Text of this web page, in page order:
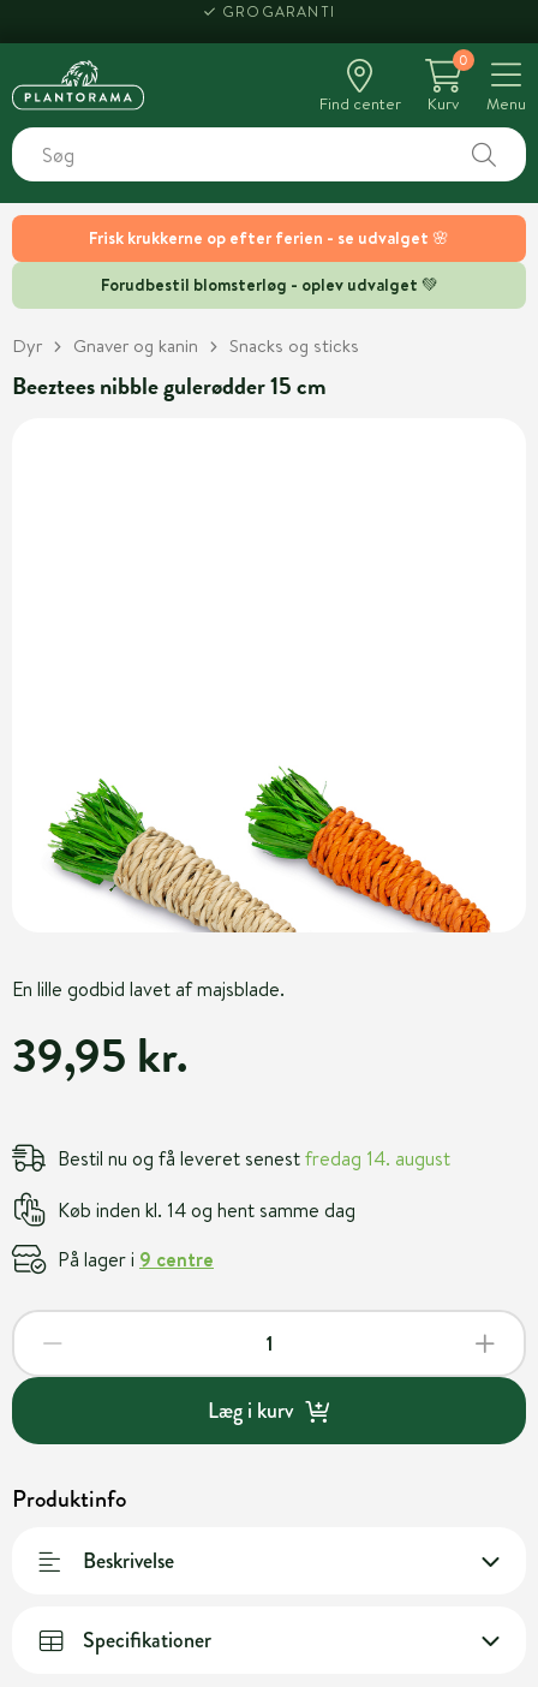
Frisk krukkerne op efter ferien - se udvalget 🌸
Forudbestil blomsterløg - oplev udvalget 💚
GROGARANTI
Find center
0
Kurv
Menu
Dyr Gnaver og kanin Snacks og sticks
Beeztees nibble gulerødder 15 cm
En lille godbid lavet af majsblade.
39,95 kr.
Bestil nu og få leveret senestfredag 14. august
Køb inden kl. 14 og hent samme dag
På lager i 9 centre
Læg i kurv
Produktinfo
Beskrivelse
Specifikationer